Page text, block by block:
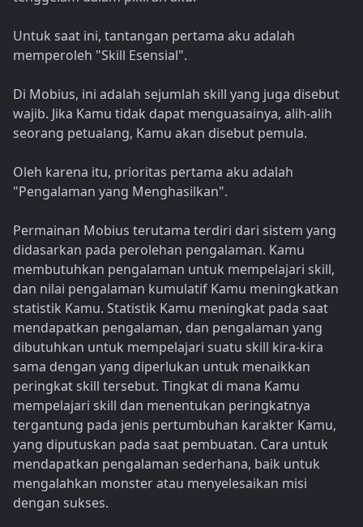
Untuk saat ini, tantangan pertama aku adalah
memperoleh "Skill Esensial".
Di Mobius, ini adalah sejumlah skill yang juga disebut
wajib. Jika Kamu tidak dapat menguasainya, alih-alih
seorang petualang, Kamu akan disebut pemula.
Oleh karena itu, prioritas pertama aku adalah
"Pengalaman yang Menghasilkan".
Permainan Mobius terutama terdiri dari sistem yang
didasarkan pada perolehan pengalaman. Kamu
membutuhkan pengalaman untuk mempelajari skill,
dan nilai pengalaman kumulatif Kamu meningkatkan
statistik Kamu. Statistik Kamu meningkat pada saat
mendapatkan pengalaman, dan pengalaman yang
dibutuhkan untuk mempelajari suatu skill kira-kira
sama dengan yang diperlukan untuk menaikkan
peringkat skill tersebut. Tingkat di mana Kamu
mempelajari skill dan menentukan peringkatnya
tergantung pada jenis pertumbuhan karakter Kamu,
yang diputuskan pada saat pembuatan. Cara untuk
mendapatkan pengalaman sederhana, baik untuk
mengalahkan monster atau menyelesaikan misi
dengan sukses.